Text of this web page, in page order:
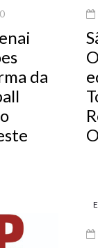
da